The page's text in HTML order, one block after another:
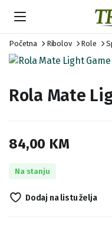
Početna Ribolov Role
Rola Mate
84,00 KM
Na stanju
Dodaj na listu želja